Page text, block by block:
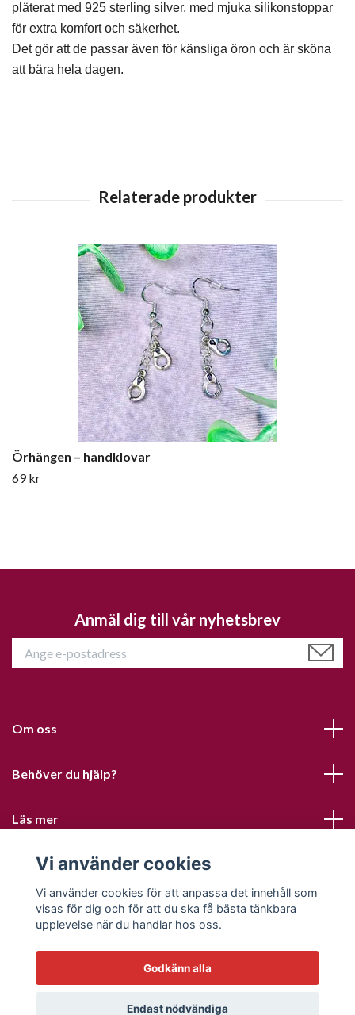
pläterat med 925 sterling silver, med mjuka silikonstoppar
för extra komfort och säkerhet.
Det gör att de passar även för känsliga öron och är sköna
att bära hela dagen.
Örhängen – handklovar
69 kr
Anmäl dig till vår nyhetsbrev
Om oss
Behöver du hjälp?
Läs mer
Sociala medier
© 2026 Sofias PysselParadis
Vi använder cookies
Vi använder cookies för att anpassa det innehåll som
visas för dig och för att du ska få bästa tänkbara
upplevelse när du handlar hos oss.
Godkänn alla
Endast nödvändiga